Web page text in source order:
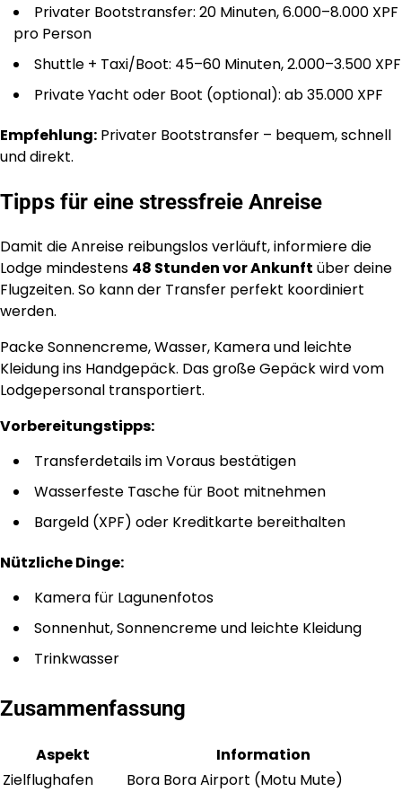
Privater Bootstransfer: 20 Minuten, 6.000–8.000 XPF
pro Person
Shuttle + Taxi/Boot: 45–60 Minuten, 2.000–3.500 XPF
Private Yacht oder Boot (optional): ab 35.000 XPF
Empfehlung: Privater Bootstransfer – bequem, schnell
und direkt.
Tipps für eine stressfreie Anreise
Damit die Anreise reibungslos verläuft, informiere die
Lodge mindestens 48 Stunden vor Ankunft über deine
Flugzeiten. So kann der Transfer perfekt koordiniert
werden.
Packe Sonnencreme, Wasser, Kamera und leichte
Kleidung ins Handgepäck. Das große Gepäck wird vom
Lodgepersonal transportiert.
Vorbereitungstipps:
Transferdetails im Voraus bestätigen
Wasserfeste Tasche für Boot mitnehmen
Bargeld (XPF) oder Kreditkarte bereithalten
Nützliche Dinge:
Kamera für Lagunenfotos
Sonnenhut, Sonnencreme und leichte Kleidung
Trinkwasser
Zusammenfassung
Aspekt
Information
Zielflughafen
Bora Bora Airport (Motu Mute)